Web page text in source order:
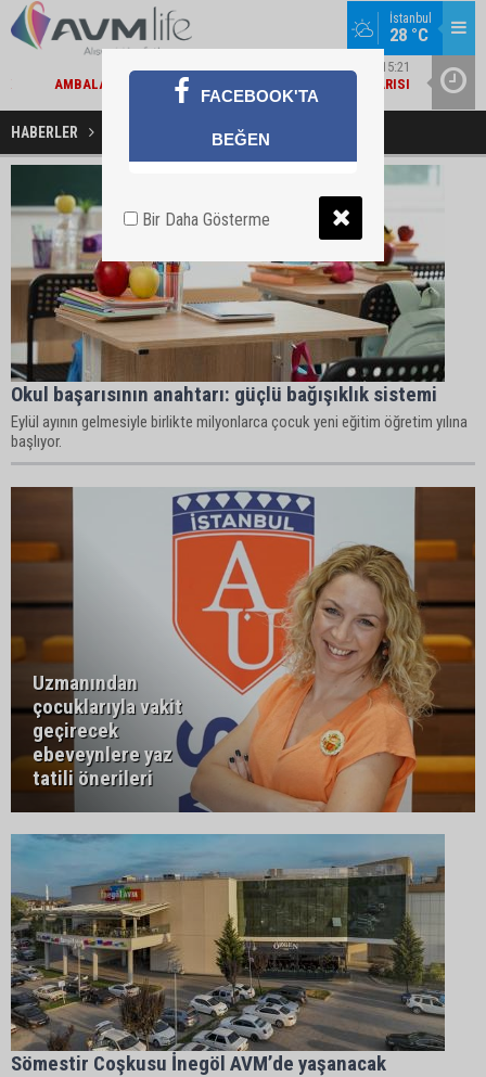
İstanbul
28 °C
GÜNCEL / 15:21
AMBALAJLI SU ÜRETICILERI DERNEĞI'NDEN 2030 UYARISI
YAZIN
HABERLER
Okul başarısının anahtarı: güçlü bağışıklık sistemi
Eylül ayının gelmesiyle birlikte milyonlarca çocuk yeni eğitim öğretim yılına
başlıyor.
Uzmanından
çocuklarıyla vakit
geçirecek
ebeveynlere yaz
tatili önerileri
Sömestir Coşkusu İnegöl AVM’de yaşanacak
FACEBOOK'TA
BEĞEN
Bir Daha Gösterme